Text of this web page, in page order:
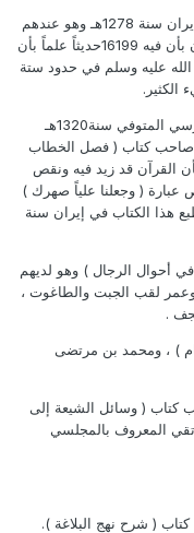
- الكُليني صاحب كتاب ( الكافي ) المطبوع في إيران سنة 1278هـ وهو عندهم
بمنزلة صحيح البخاري عند أهل السنة ، ويزعمون بأن فيه 16199حديثاً علماً بأن
عليه وسلم في حدود ستة
-الحاج ميرزا حسين بن محمد تقي النوري الطبرسي المتوفي سنة1320هـ
صاحب كتاب ( فصل الخطاب
القرآن قد زيد فيه ونقص
( وجعلنا علياً صهرك )
هذا الكتاب في إيران سنة
أحوال الرجال ) وهو لديهم
لقب الجبت والطاغوت ،
) ، ومحمد بن مرتضى
كتاب ( وسائل الشيعة إلى
المعروف بالمجلسي
( شرح نهج البلاغة ).